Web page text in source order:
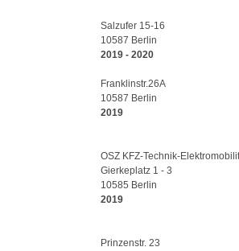
Salzufer 15-16
10587 Berlin
2019 - 2020
Franklinstr.26A
10587 Berlin
2019
OSZ KFZ-Technik-
Gierkeplatz 1 - 3
10585 Berlin
2019
Prinzenstr. 23